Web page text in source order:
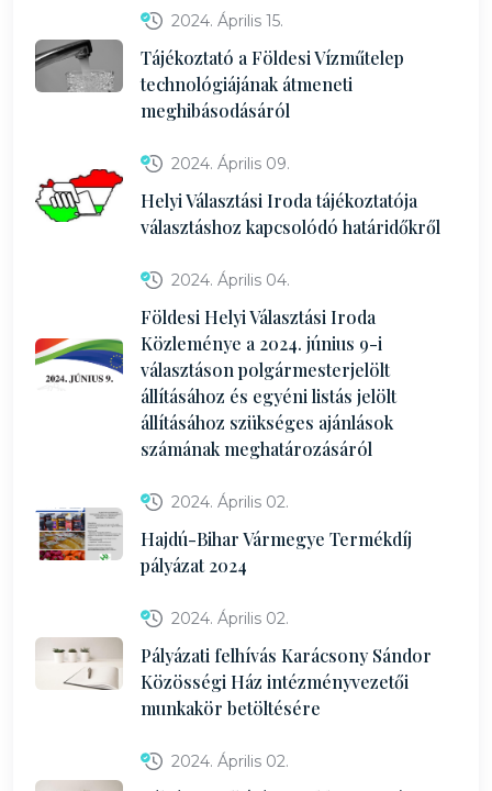
2024. Április 15.
Tájékoztató a Földesi Vízműtelep
technológiájának átmeneti
meghibásodásáról
2024. Április 09.
Helyi Választási Iroda tájékoztatója
választáshoz kapcsolódó határidőkről
2024. Április 04.
Földesi Helyi Választási Iroda
Közleménye a 2024. június 9-i
választáson polgármesterjelölt
állításához és egyéni listás jelölt
állításához szükséges ajánlások
számának meghatározásáról
2024. Április 02.
Hajdú-Bihar Vármegye Termékdíj
pályázat 2024
2024. Április 02.
Pályázati felhívás Karácsony Sándor
Közösségi Ház intézményvezetői
munkakör betöltésére
2024. Április 02.